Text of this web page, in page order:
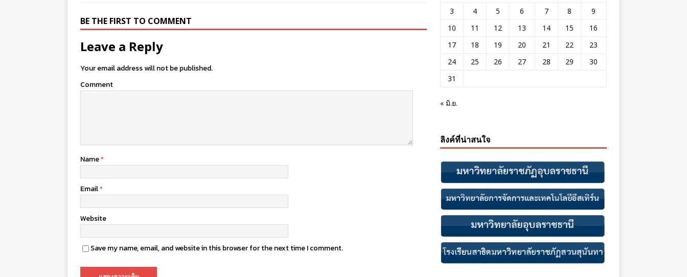
BE THE FIRST TO COMMENT
Leave a Reply
Your email address will not be published.
Comment
Name*
Email*
Website
Save my name, email, and website in this browser for the next time I comment.
3
4 5 6 7 8
9
10
11 12 13 14 15
16
17
18 19 20 21 22
23
24
25 26 27 28 29
30
31
« มิ.ย.
ลิงค์ที่น่าสนใจ